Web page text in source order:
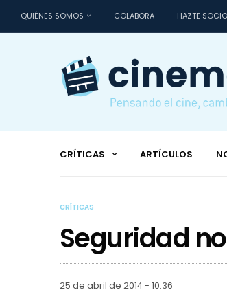
QUIÉNES SOMOS COLABORA HAZTE SOCIO
CRÍTICAS ARTÍCULOS
CRÍTICAS
Seguridad
25 de abril de 2014 - 10:36